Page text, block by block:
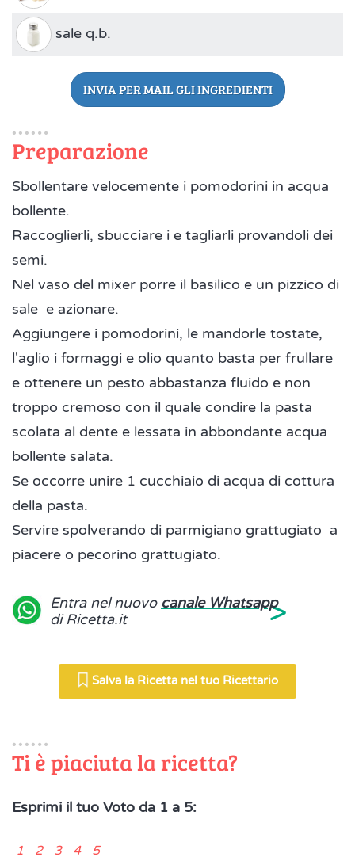
sale q.b.
INVIA PER MAIL GLI INGREDIENTI
Preparazione
Sbollentare velocemente i pomodorini in acqua
bollente.
Raccoglierli, sbucciare i e tagliarli provandoli dei
semi.
Nel vaso del mixer porre il basilico e un pizzico di
sale e azionare.
Aggiungere i pomodorini, le mandorle tostate,
l'aglio i formaggi e olio quanto basta per frullare
e ottenere un pesto abbastanza fluido e non
troppo cremoso con il quale condire la pasta
scolata al dente e lessata in abbondante acqua
bollente salata.
Se occorre unire 1 cucchiaio di acqua di cottura
della pasta.
Servire spolverando di parmigiano grattugiato a
piacere o pecorino grattugiato.
Entra nel nuovo canale Whatsapp
di Ricetta.it
>
Salva la Ricetta nel tuo Ricettario
Ti è piaciuta la ricetta?
Esprimi il tuo Voto da 1 a 5:
1 2 3 4 5